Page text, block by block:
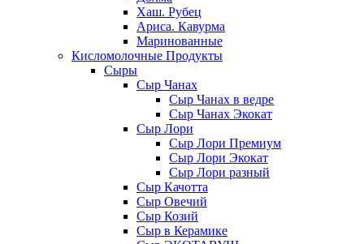
Хаш. Рубец
Ариса. Кавурма
Маринованные
Кисломолочные Продукты
Сыры
Сыр Чанах
Сыр Чанах в ведре
Сыр Чанах Экокат
Сыр Лори
Сыр Лори Премиум
Сыр Лори Экокат
Сыр Лори разный
Сыр Качотта
Сыр Овечий
Сыр Козий
Сыр в Керамике